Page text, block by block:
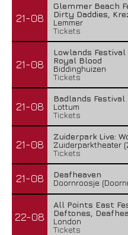
21-08
Glemmer Beach
Dirty Daddies,
Lemmer
Tickets
21-08
Lowlands Festival
Royal Blood
Biddinghuizen
Tickets
21-08
Badlands Festival
Lottum
Tickets
21-08
Zuiderpark Live:
Zuiderparktheater
Tickets
21-08
Deafheaven
Doornroosje
22-08
All Points East
Deftones,
London
Tickets